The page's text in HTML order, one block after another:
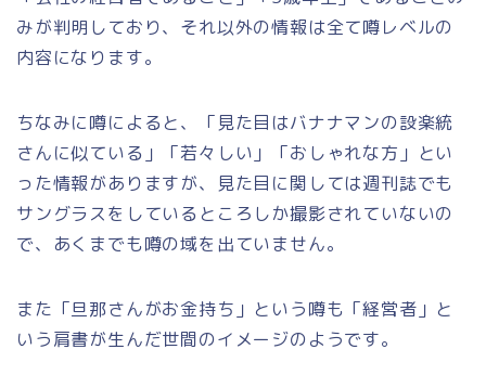
みが判明しており、それ以外の情報は全て噂レベルの
内容になります。
ちなみに噂によると、「見た目はバナナマンの設楽統
さんに似ている」「若々しい」「おしゃれな方」とい
った情報がありますが、見た目に関しては週刊誌でも
サングラスをしているところしか撮影されていないの
で、あくまでも噂の域を出ていません。
また「旦那さんがお金持ち」という噂も「経営者」と
いう肩書が生んだ世間のイメージのようです。